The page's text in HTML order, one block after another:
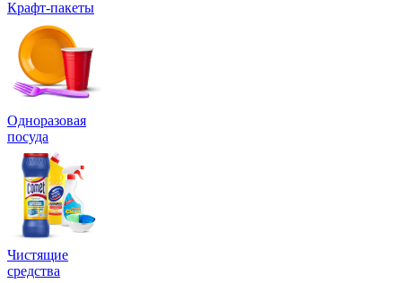
Крафт-пакеты
Одноразовая
посуда
Чистящие
средства